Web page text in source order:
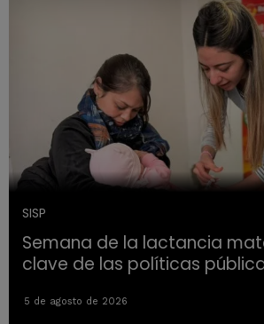
SISP
Semana de la lactancia
clave de las políticas
5 de agosto de 2026